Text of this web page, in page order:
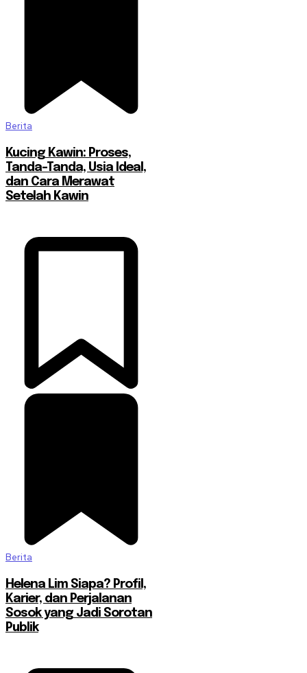
Berita
Kucing Kawin: Proses,
Tanda-Tanda, Usia Ideal,
dan Cara Merawat
Setelah Kawin
Berita
Helena Lim Siapa? Profil,
Karier, dan Perjalanan
Sosok yang Jadi Sorotan
Publik